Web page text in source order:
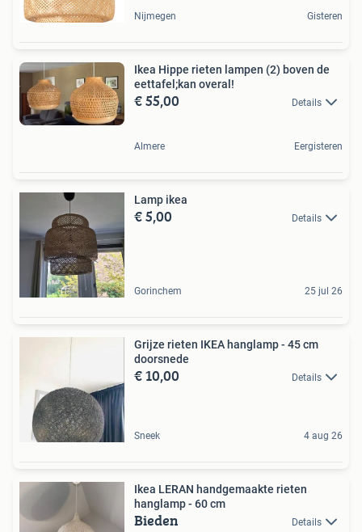
Nijmegen Gisteren
Ikea Hippe rieten lampen (2) boven de
eettafel;kan overal!
€ 55,00 Details
Almere Eergisteren
Lamp ikea
€ 5,00 Details
Gorinchem 25 jul 26
Grijze rieten IKEA hanglamp - 45 cm
doorsnede
€ 10,00 Details
Sneek 4 aug 26
Ikea LERAN handgemaakte rieten
hanglamp - 60 cm
Bieden Details